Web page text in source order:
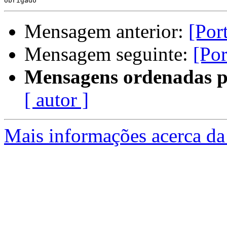
Mensagem anterior:
Mensagem seguinte:
Mensagens ordenadas
[ autor ]
Mais informações acerca